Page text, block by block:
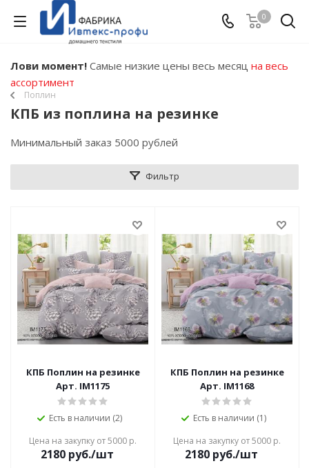
0
Лови момент! Самые низкие цены весь месяц на весь
ассортимент
Поплин
КПБ из поплина на резинке
Минимальный заказ 5000 рублей
Фильтр
КПБ Поплин на резинке
Арт. IM1175
Есть в наличии (2)
Цена на закупку от 5000 р.
2180 руб./шт
КПБ Поплин на резинке
Арт. IM1168
Есть в наличии (1)
Цена на закупку от 5000 р.
2180 руб./шт